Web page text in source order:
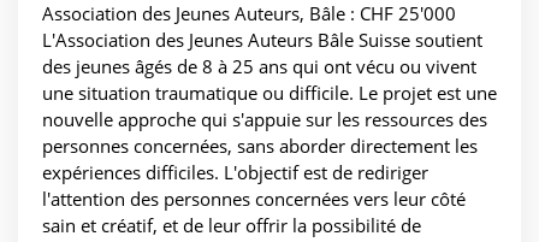
Association des Jeunes Auteurs, Bâle : CHF 25'000
L'Association des Jeunes Auteurs Bâle Suisse soutient
des jeunes âgés de 8 à 25 ans qui ont vécu ou vivent
une situation traumatique ou difficile. Le projet est une
nouvelle approche qui s'appuie sur les ressources des
personnes concernées, sans aborder directement les
expériences difficiles. L'objectif est de rediriger
l'attention des personnes concernées vers leur côté
sain et créatif, et de leur offrir la possibilité de